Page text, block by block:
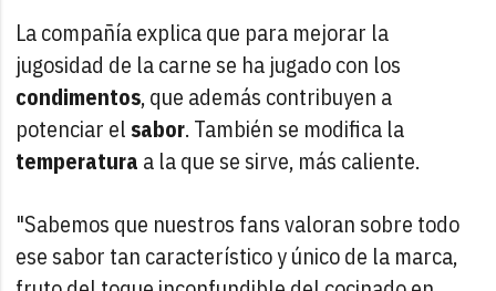
La compañía explica que para mejorar la
jugosidad de la carne se ha jugado con los
condimentos, que además contribuyen a
potenciar el sabor. También se modifica la
temperatura a la que se sirve, más caliente.
"Sabemos que nuestros fans valoran sobre todo
ese sabor tan característico y único de la marca,